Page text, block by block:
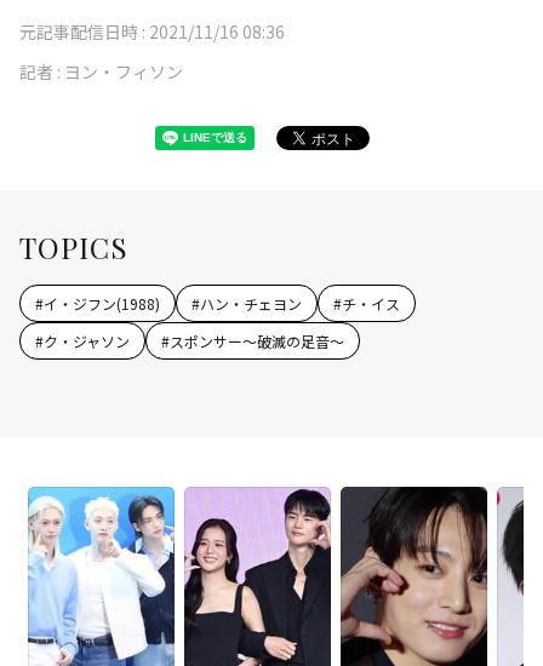
元記事配信日時 : 2021/11/16 08:36
記者 : ヨン・フィソン
TOPICS
#イ・ジフン(1988) #ハン・チェヨン #チ・イス
#ク・ジャソン #スポンサー～破滅の足音～